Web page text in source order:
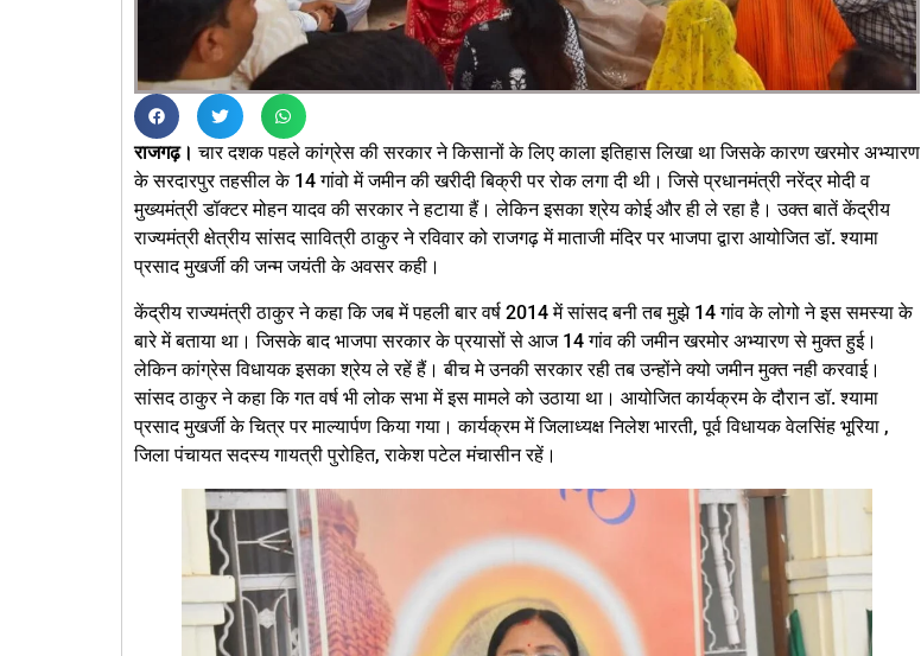
राजगढ़। चार दशक पहले कांग्रेस की सरकार ने किसानों के लिए काला इतिहास लिखा था जिसके कारण खरमोर अभ्यारण
के सरदारपुर तहसील के 14 गांवो में जमीन की खरीदी बिक्री पर रोक लगा दी थी। जिसे प्रधानमंत्री नरेंद्र मोदी व
मुख्यमंत्री डॉक्टर मोहन यादव की सरकार ने हटाया हैं। लेकिन इसका श्रेय कोई और ही ले रहा है। उक्त बातें केंद्रीय
राज्यमंत्री क्षेत्रीय सांसद सावित्री ठाकुर ने रविवार को राजगढ़ में माताजी मंदिर पर भाजपा द्वारा आयोजित डॉ. श्यामा
प्रसाद मुखर्जी की जन्म जयंती के अवसर कही।
केंद्रीय राज्यमंत्री ठाकुर ने कहा कि जब में पहली बार वर्ष 2014 में सांसद बनी तब मुझे 14 गांव के लोगो ने इस समस्या के
बारे में बताया था। जिसके बाद भाजपा सरकार के प्रयासों से आज 14 गांव की जमीन खरमोर अभ्यारण से मुक्त हुई।
लेकिन कांग्रेस विधायक इसका श्रेय ले रहें हैं। बीच मे उनकी सरकार रही तब उन्होंने क्यो जमीन मुक्त नही करवाई।
सांसद ठाकुर ने कहा कि गत वर्ष भी लोक सभा में इस मामले को उठाया था। आयोजित कार्यक्रम के दौरान डॉ. श्यामा
प्रसाद मुखर्जी के चित्र पर माल्यार्पण किया गया। कार्यक्रम में जिलाध्यक्ष निलेश भारती, पूर्व विधायक वेलसिंह भूरिया ,
जिला पंचायत सदस्य गायत्री पुरोहित, राकेश पटेल मंचासीन रहें।